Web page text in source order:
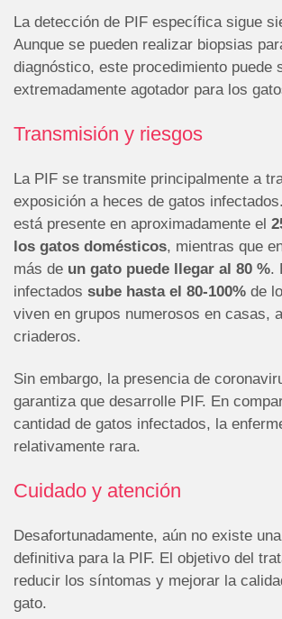
La detección de PIF específica sigue
Aunque se pueden realizar biopsias
diagnóstico, este procedimiento puede
extremadamente agotador para los
Transmisión y riesgos
La PIF se transmite principalmente a
exposición a heces de gatos
está presente en aproximadamente el
los gatos domésticos, mientras que
más de un gato puede llegar al 80 %.
infectados sube hasta el 80-100% de
viven en grupos numerosos en casas,
criaderos.
Sin embargo, la presencia de
garantiza que desarrolle PIF. En
cantidad de gatos infectados, la
relativamente rara.
Cuidado y atención
Desafortunadamente, aún no existe
definitiva para la PIF. El objetivo del
reducir los síntomas y mejorar la
gato.